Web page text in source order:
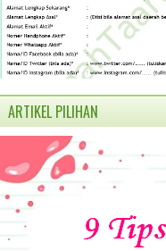
ARTIKEL PILIHAN